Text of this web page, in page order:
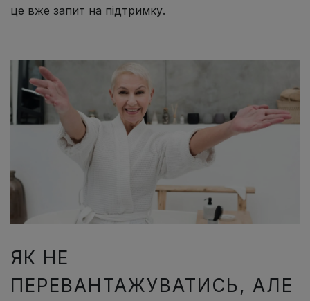
це вже запит на підтримку.
ЯК НЕ
ПЕРЕВАНТАЖУВАТИСЬ, АЛЕ